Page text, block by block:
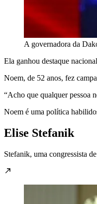
A governadora da
Ela ganhou destaque
Noem, de 52 anos, fez
“Acho que qualquer pessoa
Noem é uma política
Elise Stefanik
Stefanik, uma congressista